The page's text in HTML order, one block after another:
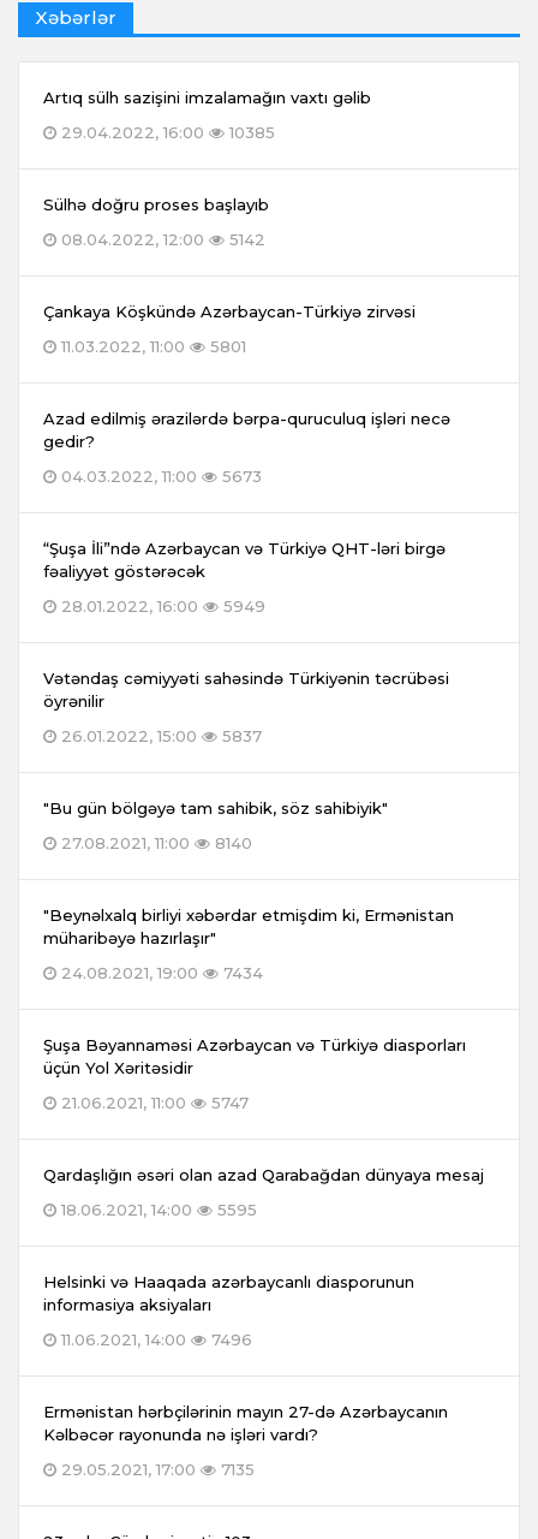
Xəbərlər
Artıq sülh sazişini imzalamağın vaxtı gəlib
29.04.2022, 16:00
10385
Sülhə doğru proses başlayıb
08.04.2022, 12:00
5142
Çankaya Köşkündə Azərbaycan-Türkiyə zirvəsi
11.03.2022, 11:00
5801
Azad edilmiş ərazilərdə bərpa-quruculuq işləri necə
gedir?
04.03.2022, 11:00
5673
“Şuşa İli”ndə Azərbaycan və Türkiyə QHT-ləri birgə
fəaliyyət göstərəcək
28.01.2022, 16:00
5949
Vətəndaş cəmiyyəti sahəsində Türkiyənin təcrübəsi
öyrənilir
26.01.2022, 15:00
5837
"Bu gün bölgəyə tam sahibik, söz sahibiyik"
27.08.2021, 11:00
8140
"Beynəlxalq birliyi xəbərdar etmişdim ki, Ermənistan
müharibəyə hazırlaşır"
24.08.2021, 19:00
7434
Şuşa Bəyannaməsi Azərbaycan və Türkiyə diasporları
üçün Yol Xəritəsidir
21.06.2021, 11:00
5747
Qardaşlığın əsəri olan azad Qarabağdan dünyaya mesaj
18.06.2021, 14:00
5595
Helsinki və Haaqada azərbaycanlı diasporunun
informasiya aksiyaları
11.06.2021, 14:00
7496
Ermənistan hərbçilərinin mayın 27-də Azərbaycanın
Kəlbəcər rayonunda nə işləri vardı?
29.05.2021, 17:00
7135